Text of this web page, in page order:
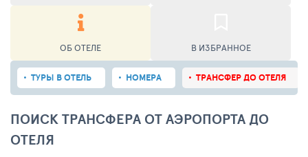
ОБ ОТЕЛЕ В ИЗБРАННОЕ
ТУРЫ В ОТЕЛЬ НОМЕРА ТРАНСФЕР ДО ОТЕЛЯ
ПОИСК ТРАНСФЕРА ОТ АЭРОПОРТА ДО
ОТЕЛЯ